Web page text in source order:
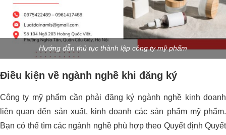
Hướng dẫn thủ tục thành lập công ty mỹ phẩm
Điều kiện về ngành nghề khi đăng ký
Công ty mỹ phẩm cần phải đăng ký ngành nghề kinh doanh
liên quan đến sản xuất, kinh doanh các sản phẩm mỹ phẩm.
Bạn có thể tìm các ngành nghề phù hợp theo Quyết định Quyết